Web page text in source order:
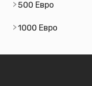
500 Евро
1000 Евро